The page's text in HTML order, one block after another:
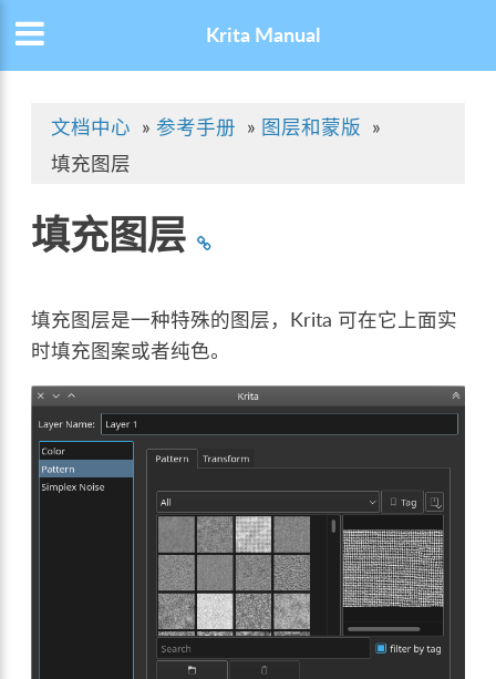
Krita Manual
文档中心 » 参考手册 » 图层和蒙版 »
填充图层
填充图层
填充图层是一种特殊的图层，Krita 可在它上面实
时填充图案或者纯色。